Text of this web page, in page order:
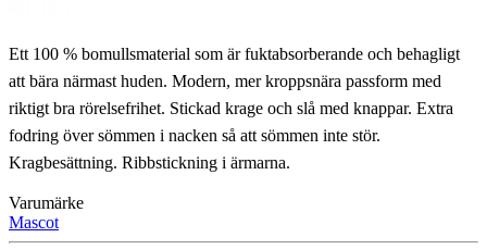
Ett 100 % bomullsmaterial som är fuktabsorberande och behagligt
att bära närmast huden. Modern, mer kroppsnära passform med
riktigt bra rörelsefrihet. Stickad krage och slå med knappar. Extra
fodring över sömmen i nacken så att sömmen inte stör.
Kragbesättning. Ribbstickning i ärmarna.
Varumärke
Mascot